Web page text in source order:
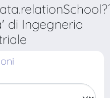
di Ingegneria